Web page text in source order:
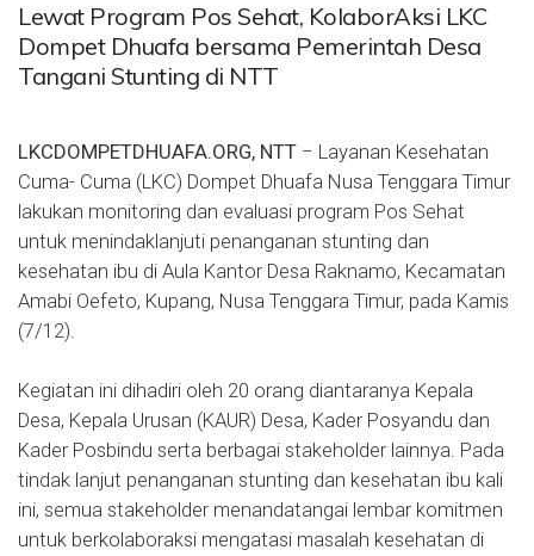
Lewat Program Pos Sehat, KolaborAksi LKC
Dompet Dhuafa bersama Pemerintah Desa
Tangani Stunting di NTT
LKCDOMPETDHUAFA.ORG, NTT − Layanan Kesehatan
Cuma- Cuma (LKC) Dompet Dhuafa Nusa Tenggara Timur
lakukan monitoring dan evaluasi program Pos Sehat
untuk menindaklanjuti penanganan stunting dan
kesehatan ibu di Aula Kantor Desa Raknamo, Kecamatan
Amabi Oefeto, Kupang, Nusa Tenggara Timur, pada Kamis
(7/12).
Kegiatan ini dihadiri oleh 20 orang diantaranya Kepala
Desa, Kepala Urusan (KAUR) Desa, Kader Posyandu dan
Kader Posbindu serta berbagai stakeholder lainnya. Pada
tindak lanjut penanganan stunting dan kesehatan ibu kali
ini, semua stakeholder menandatangai lembar komitmen
untuk berkolaboraksi mengatasi masalah kesehatan di